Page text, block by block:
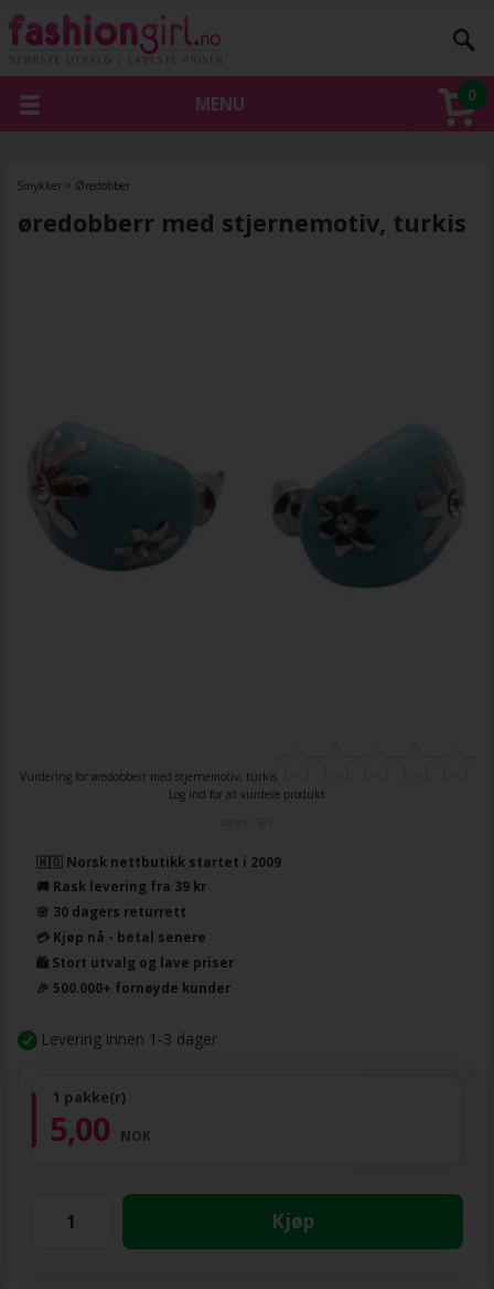
0
MENU
Smykker» Øredobber
øredobberr med stjernemotiv, turkis
Vurdering for øredobberr med stjernemotiv, turkis
Log ind for at vurdere produkt
🇳🇴 Norsk nettbutikk startet i 2009
🚚 Rask levering fra 39 kr
🌸 30 dagers returrett
💳 Kjøp nå - betal senere
🛍️ Stort utvalg og lave priser
🎉 500.000+ fornøyde kunder
Levering innen 1-3 dager
1 pakke(r)
5,00 NOK
Kjøp